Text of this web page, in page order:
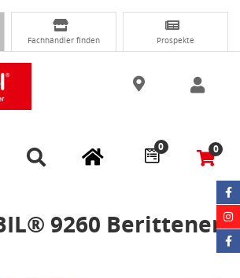
Fachhändler finden Prospekte
0 0
9260 Berittener